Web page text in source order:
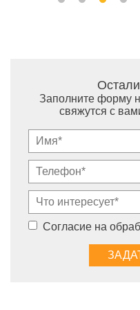
Заполните форму
свяжутся с
Согласие на